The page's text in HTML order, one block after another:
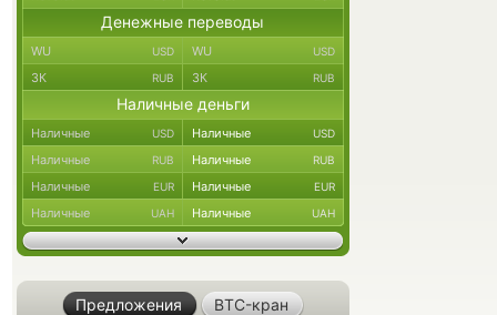
Денежные переводы
WU USD WU USD
ЗК RUB ЗК RUB
Наличные деньги
Наличные USD Наличные USD
Наличные RUB Наличные RUB
Наличные EUR Наличные EUR
Наличные UAH Наличные UAH
Предложения BTC-кран